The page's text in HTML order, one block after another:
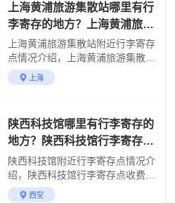
上海黄浦旅游集散站哪里有行
李寄存的地方？上海黄浦旅游
集散站附近行李寄存怎么收
费？
上海黄浦旅游集散站附近行李寄存
点情况介绍，上海黄浦旅游集散站
行李寄存点收费标准介绍
上海
陕西科技馆哪里有行李寄存的
地方？陕西科技馆行李寄存怎
么收费？
陕西科技馆附近行李寄存点情况介
绍，陕西科技馆行李寄存点收费标
准介绍
西安